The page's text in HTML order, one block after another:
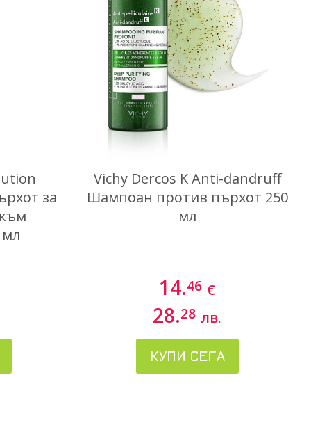
за
мл
Vichy Dercos K Anti-dandruff
Шампоан против пърхот 250
мл
14.46 €
28.28 лв.
КУПИ СЕГА